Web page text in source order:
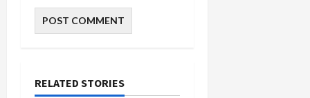
RELATED STORIES
Celebrities